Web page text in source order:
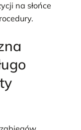
na słońce